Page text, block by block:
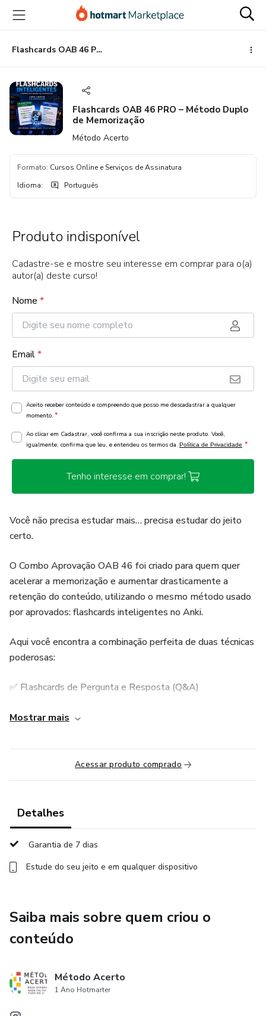
para
conteúdo
principal
para
pagamento
para
rodapé
Flashcards OAB 46 PRO – Método Duplo de Memorização
Flashcards OAB 46 PRO – Método Duplo
de Memorização
Método Acerto
Formato: Cursos Online e Serviços de Assinatura
Idioma: Português
Produto indisponível
Cadastre-se e mostre seu interesse em comprar para o(a)
autor(a) deste curso!
Nome *
Email*
Aceito receber conteúdo e compreendo que posso me descadastrar a qualquer
momento. *
Ao clicar em Cadastrar, você confirma a sua inscrição neste produto. Você,
igualmente, confirma que leu, e entendeu os termos da Política de Privacidade *
Tenho interesse em comprar!
Você não precisa estudar mais… precisa estudar do jeito
certo.
O Combo Aprovação OAB 46 foi criado para quem quer
acelerar a memorização e aumentar drasticamente a
retenção do conteúdo, utilizando o mesmo método usado
por aprovados: flashcards inteligentes no Anki.
Aqui você encontra a combinação perfeita de duas técnicas
poderosas:
✅ Flashcards de Pergunta e Resposta (Q&A)
Ideais para treinar seu raciocínio e simular o estilo da prova
✅ Flashcards de Palavras Ocultas (Cloze)
que mais caem.
Mostrar mais
Acessar produto comprado
Detalhes
Garantia de 7 dias
Estude do seu jeito e em qualquer dispositivo
Saiba mais sobre quem criou o
conteúdo
Método Acerto
1 Ano Hotmarter